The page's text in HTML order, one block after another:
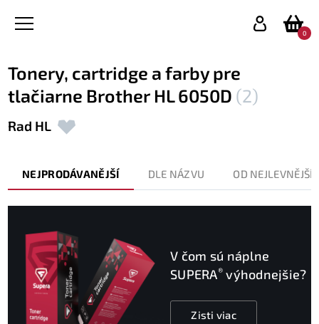
0
Tonery, cartridge a farby pre
tlačiarne Brother HL 6050D (2)
Rad HL
NEJPRODÁVANĚJŠÍ DLE NÁZVU OD
V čom sú náplne
SUPERA® výhodnejšie?
Zisti viac